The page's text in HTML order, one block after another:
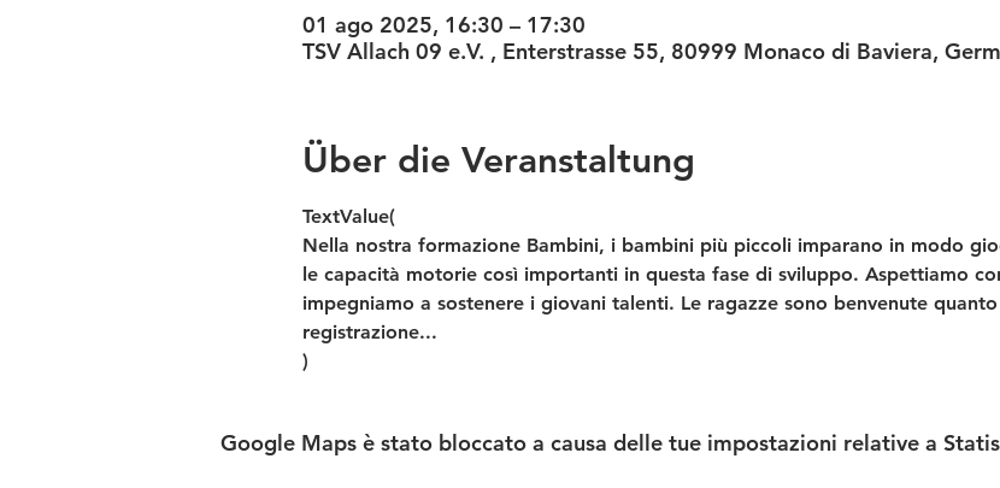
01 ago 2025, 16:30 – 17:30
TSV Allach 09 e.V. , Enterstrasse 55, 80999 Monaco di Baviera,
Über die Veranstaltung
TextValue(
Nella nostra formazione Bambini, i bambini più piccoli imparano in modo
le capacità motorie così importanti in questa fase di sviluppo. Aspettiamo
impegniamo a sostenere i giovani talenti. Le ragazze sono benvenute
registrazione...
)
Google Maps è stato bloccato a causa delle tue impostazioni relative a